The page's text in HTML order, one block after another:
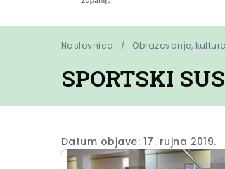
Naslovnica Obrazovanje,
SPORTSKI
Datum objave: 17. rujna 2019.